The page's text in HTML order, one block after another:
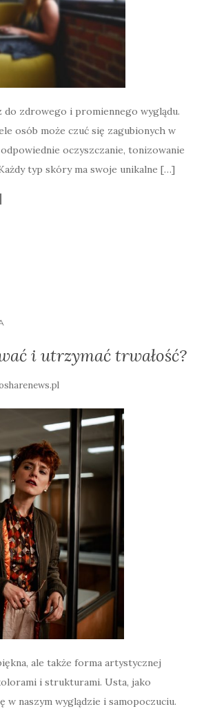
do zdrowego i promiennego wyglądu.
osób może czuć się zagubionych w
oczyszczanie, tonizowanie
typ skóry ma swoje unikalne […]
i utrzymać trwałość?
ale także forma artystycznej
i strukturami. Usta, jako
naszym wyglądzie i samopoczuciu.